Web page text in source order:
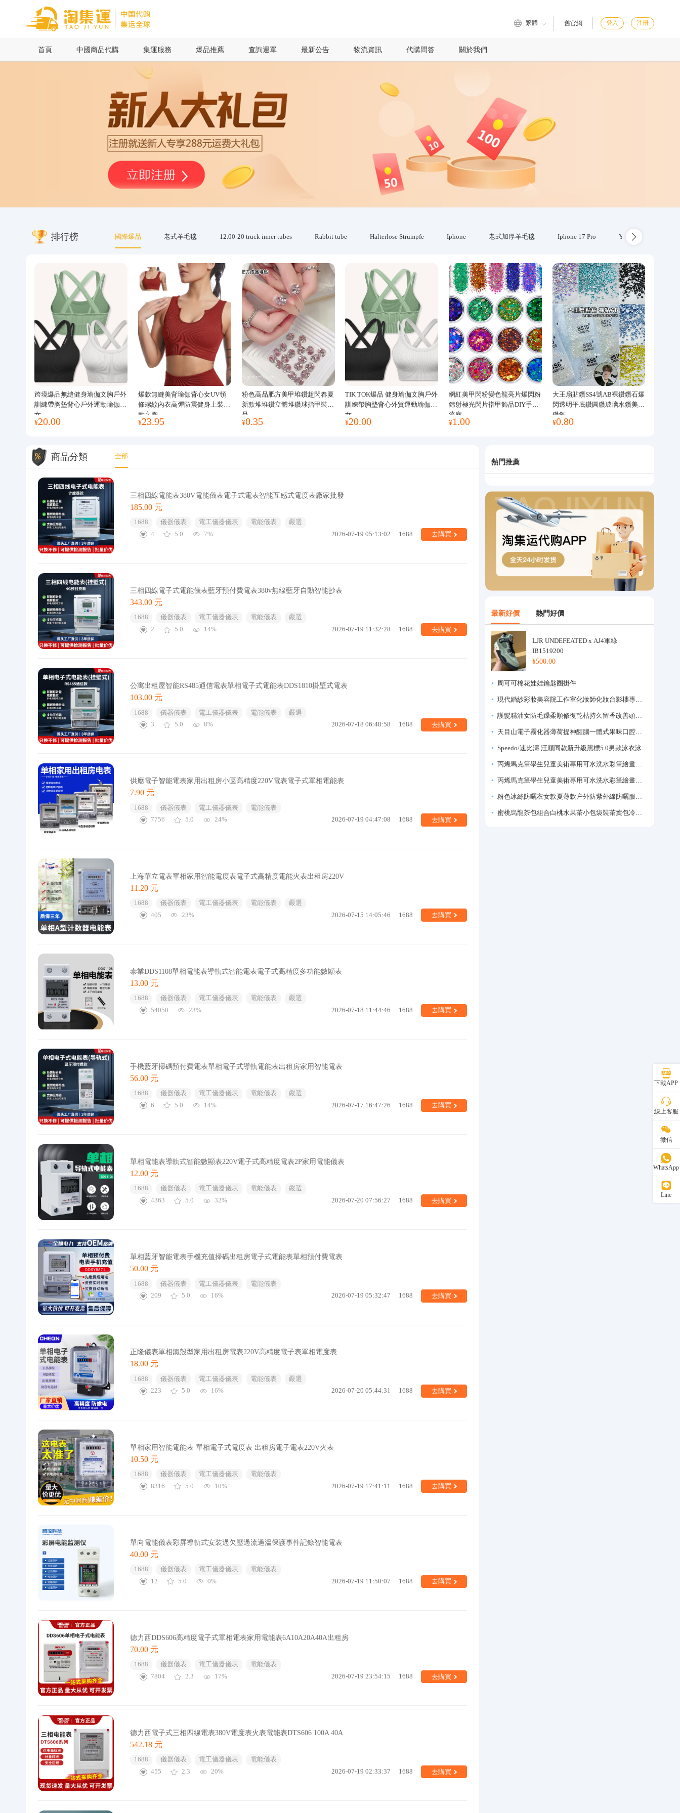
繁體 舊官網 登入 注册
首頁 中國商品代購 集運服務 爆品推薦 查詢運單 最新公告 物流資訊 代購問答 關於我們
排行榜 國際爆品 老式羊毛毯 12.00-20 truck inner tubes Rabbit tube Halterlose Strümpfe Iphone 老式加厚羊毛毯 Iphone 17 Pro Yubikey
跨境爆品無縫健身瑜伽文胸戶外
訓練帶胸墊背心戶外運動瑜伽服
女
¥20.00
爆款無縫美背瑜伽背心女UV領
條螺紋內衣高彈防震健身上裝運
動文胸
¥23.95
粉色高品肥方美甲堆鑽超閃春夏
新款堆堆鑽立體堆鑽球指甲裝飾
品
¥0.35
TIK TOK爆品 健身瑜伽文胸戶外
訓練帶胸墊背心外貿運動瑜伽服
女
¥20.00
網紅美甲閃粉變色龍亮片爆閃粉
鐳射極光閃片指甲飾品DIY手工
流麻
¥1.00
大王扇貼鑽SS4號AB裸鑽鑽石爆
閃透明平底鑽圓鑽玻璃水鑽美甲
鑽飾
¥0.80
商品分類 全部
三相四線電能表380V電能儀表電子式電表智能互感式電度表廠家批發
185.00 元
1688 儀器儀表 電工儀器儀表 電能儀表
嚴選
4
5.0 7% 2026-07-19 05:13:02 1688 去購買
三相四線電子式電能儀表藍牙預付費電表380v無線藍牙自動智能抄表
343.00 元
1688 儀器儀表 電工儀器儀表 電能儀表
嚴選
2
5.0 14% 2026-07-19 11:32:28 1688 去購買
公寓出租屋智能RS485通信電表單相電子式電能表DDS1810掛壁式電表
103.00 元
1688 儀器儀表 電工儀器儀表 電能儀表
嚴選
3
5.0 8% 2026-07-18 06:48:58 1688 去購買
供應電子智能電表家用出租房小區高精度220V電表電子式單相電能表
7.90 元
1688 儀器儀表 電工儀器儀表
電能儀表
7756
5.0 24% 2026-07-19 04:47:08 1688 去購買
上海華立電表單相家用智能電度表電子式高精度電能火表出租房220V
11.20 元
1688 儀器儀表 電工儀器儀表 電能儀表
嚴選
405
23% 2026-07-15 14:05:46 1688 去購買
泰業DDS1108單相電能表導軌式智能電表電子式高精度多功能數顯表
13.00 元
1688 儀器儀表 電工儀器儀表 電能儀表
嚴選
54050
23% 2026-07-18 11:44:46 1688 去購買
手機藍牙掃碼預付費電表單相電子式導軌電能表出租房家用智能電表
56.00 元
1688 儀器儀表 電工儀器儀表 電能儀表
嚴選
6
5.0 14% 2026-07-17 16:47:26 1688 去購買
單相電能表導軌式智能數顯表220V電子式高精度電表2P家用電能儀表
12.00 元
1688 儀器儀表 電工儀器儀表 電能儀表
嚴選
4363
5.0 32% 2026-07-20 07:56:27 1688 去購買
單相藍牙智能電表手機充值掃碼出租房電子式電能表單相預付費電表
50.00 元
1688 儀器儀表 電工儀器儀表
電能儀表
209
5.0 16% 2026-07-19 05:32:47 1688 去購買
正隆儀表單相鐵殼型家用出租房電表220V高精度電子表單相電度表
18.00 元
1688 儀器儀表 電工儀器儀表 電能儀表
嚴選
223
5.0 16% 2026-07-20 05:44:31 1688 去購買
單相家用智能電能表 單相電子式電度表 出租房電子電表220V火表
10.50 元
1688 儀器儀表 電工儀器儀表
電能儀表
8316
5.0 10% 2026-07-19 17:41:11 1688 去購買
單向電能儀表彩屏導軌式安裝過欠壓過流過溫保護事件記錄智能電表
40.00 元
1688 儀器儀表 電工儀器儀表
電能儀表
12
5.0 0% 2026-07-19 11:50:07 1688 去購買
德力西DDS606高精度電子式單相電表家用電能表6A10A20A40A出租房
70.00 元
1688 儀器儀表 電工儀器儀表
電能儀表
7804
2.3 17% 2026-07-19 23:54:15 1688 去購買
德力西電子式三相四線電表380V電度表火表電能表DTS606 100A 40A
542.18 元
1688 儀器儀表 電工儀器儀表
電能儀表
455
2.3 20% 2026-07-19 02:33:37 1688 去購買
熱門推薦
最新好價 熱門好價
LJR UNDEFEATED x AJ4軍綠
IB1519200
¥500.00
周可可棉花娃娃鑰匙圈掛件
現代婚紗彩妝美容院工作室化妝師化妝台影樓專業化妝師專用梳妝台
護髮精油女防毛躁柔順修復乾枯持久留香改善頭髮毛躁柔順劑神器
天目山電子霧化器薄荷提神醒腦一體式果味口腔噴霧吸入式戒煙神器
Speedo/速比濤 汪順同款新升級黑標5.0男款泳衣泳褲溫泉游泳套裝
丙烯馬克筆學生兒童美術專用可水洗水彩筆繪畫彩色塗鴉畫筆不透色可疊色防水手繪diy丙烯顏料筆水性填色筆
丙烯馬克筆學生兒童美術專用可水洗水彩筆繪畫彩色塗鴉畫筆不透色可疊色防水手繪diy丙烯顏料筆水性填色筆
粉色冰絲防曬衣女款夏薄款户外防紫外線防曬服修身緊身短外套上衣
蜜桃烏龍茶包組合白桃水果茶小包袋裝茶葉包冷泡茶泡水喝的東西
下載APP
線上客服
微信
WhatsApp
Line